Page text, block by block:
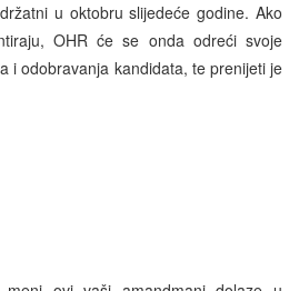
u oktobru slijedeće godine. Ako
OHR će se onda odreći svoje
i odobravanja kandidata, te prenijeti je